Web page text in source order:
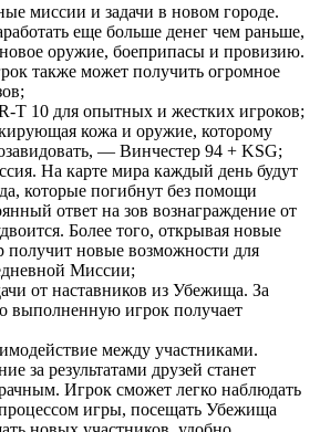
миссии и задачи в новом городе.
еще больше денег чем раньше,
оружие, боеприпасы и провизию.
также может получить огромное
T 10 для опытных и жестких игроков;
кожа и оружие, которому
— Винчестер 94 + KSG;
На карте мира каждый день будут
которые погибнут без помощи
ответ на зов вознаграждение от
Более того, открывая новые
получит новые возможности для
Миссии;
от наставников из Убежища. За
выполненную игрок получает
между участниками.
за результатами друзей станет
Игрок сможет легко наблюдать
процессом игры, посещать Убежища